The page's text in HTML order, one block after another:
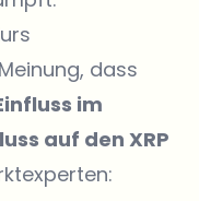
dass
im
auf den XRP